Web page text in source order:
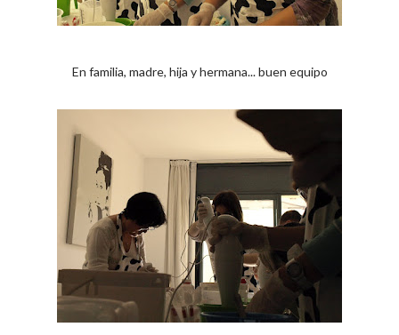
En familia, madre, hija y hermana... buen equipo